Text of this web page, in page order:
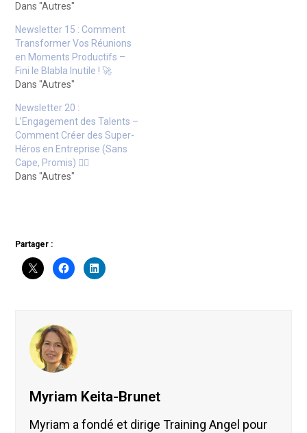
Dans "Autres"
Newsletter 15 : Comment
Transformer Vos Réunions
en Moments Productifs –
Fini le Blabla Inutile ! 🚀
Dans "Autres"
Newsletter 20 :
L’Engagement des Talents –
Comment Créer des Super-
Héros en Entreprise (Sans
Cape, Promis) 🦸‍♂️
Dans "Autres"
Partager :
Myriam Keita-Brunet
Myriam a fondé et dirige Training Angel pour